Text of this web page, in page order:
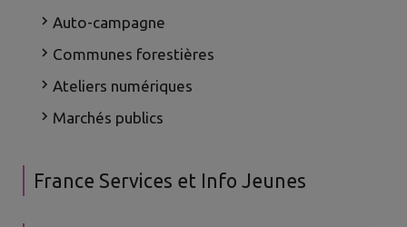
Auto-campagne
Communes forestières
Ateliers numériques
Marchés publics
France Services et Info Jeunes